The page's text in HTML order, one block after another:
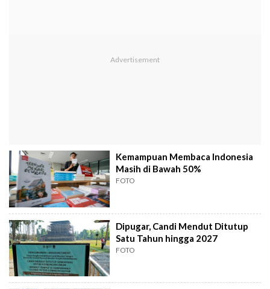
Kemampuan Membaca Indonesia
Masih di Bawah 50%
FOTO
Dipugar, Candi Mendut Ditutup
Satu Tahun hingga 2027
FOTO